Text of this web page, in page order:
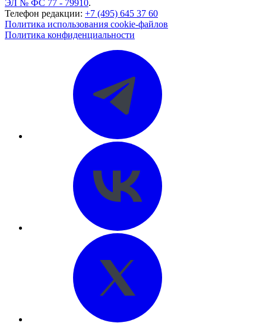
ЭЛ № ФС 77 - 79910.
Телефон редакции: +7 (495) 645 37 60
Политика использования cookie-файлов
Политика конфиденциальности